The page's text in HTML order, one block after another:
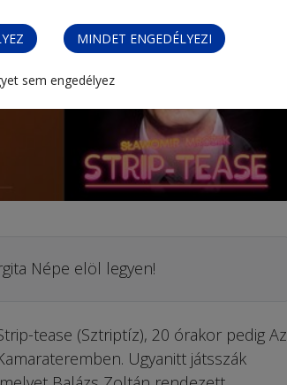
MINDET ENGEDÉLYEZI
sem engedélyez
Népe elöl legyen!
tease (Sztriptíz), 20 órakor pedig Az
Ugyanitt játsszák